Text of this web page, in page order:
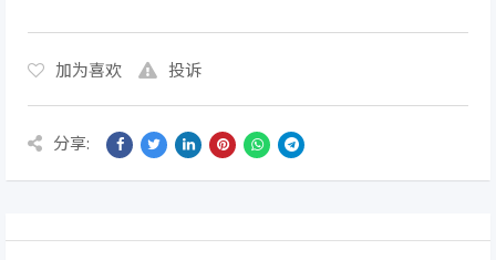
加为喜欢 投诉
分享: